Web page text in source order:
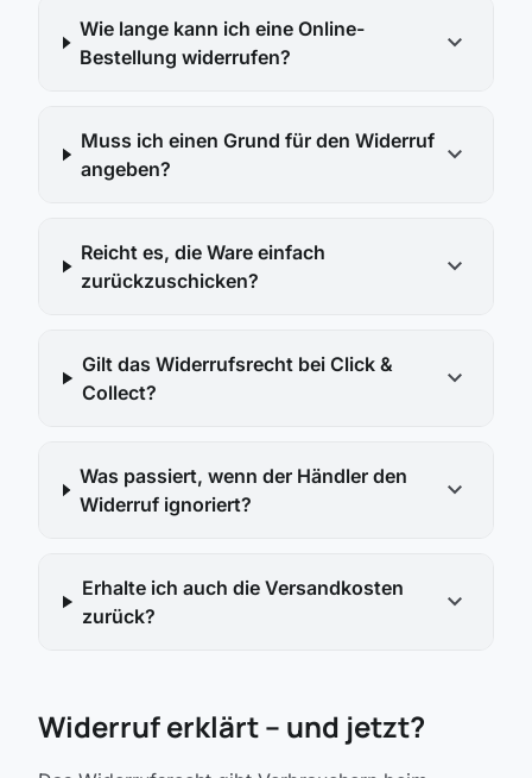
Wie lange kann ich eine Online-
Bestellung widerrufen?
expand_more
Muss ich einen Grund für den Widerruf
angeben?
expand_more
Reicht es, die Ware einfach
zurückzuschicken?
expand_more
Gilt das Widerrufsrecht bei Click &
Collect?
expand_more
Was passiert, wenn der Händler den
Widerruf ignoriert?
expand_more
Erhalte ich auch die Versandkosten
zurück?
expand_more
Widerruf erklärt – und jetzt?